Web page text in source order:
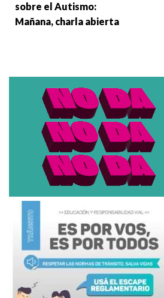
sobre el Autismo:
Mañana, charla abierta